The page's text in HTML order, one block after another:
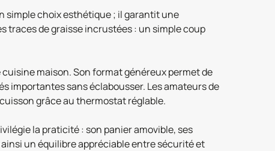
simple choix esthétique ; il garantit une
traces de graisse incrustées : un simple coup
maison. Son format généreux permet de
importantes sans éclabousser. Les amateurs de
grâce au thermostat réglable.
la praticité : son panier amovible, ses
un équilibre appréciable entre sécurité et